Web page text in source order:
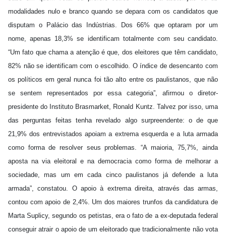
modalidades nulo e branco quando se depara com os candidatos que
disputam o Palácio das Indústrias. Dos 66% que optaram por um
nome, apenas 18,3% se identificam totalmente com seu candidato.
“Um fato que chama a atenção é que, dos eleitores que têm candidato,
82% não se identificam com o escolhido. O índice de desencanto com
os políticos em geral nunca foi tão alto entre os paulistanos, que não
se sentem representados por essa categoria”, afirmou o diretor-
presidente do Instituto Brasmarket, Ronald Kuntz. Talvez por isso, uma
das perguntas feitas tenha revelado algo surpreendente: o de que
21,9% dos entrevistados apoiam a extrema esquerda e a luta armada
como forma de resolver seus problemas. “A maioria, 75,7%, ainda
aposta na via eleitoral e na democracia como forma de melhorar a
sociedade, mas um em cada cinco paulistanos já defende a luta
armada”, constatou. O apoio à extrema direita, através das armas,
contou com apoio de 2,4%. Um dos maiores trunfos da candidatura de
Marta Suplicy, segundo os petistas, era o fato de a ex-deputada federal
conseguir atrair o apoio de um eleitorado que tradicionalmente não vota